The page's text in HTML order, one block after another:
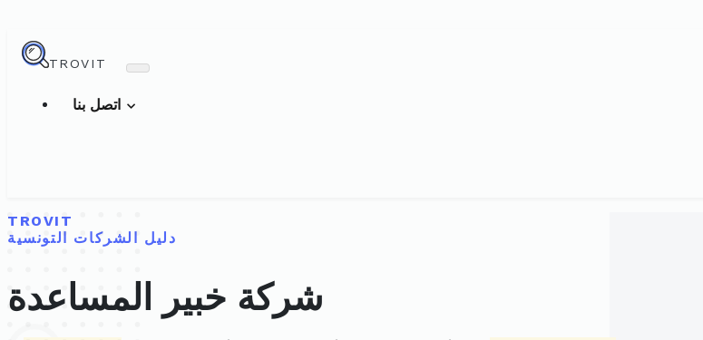
TROVIT
TROVIT
دليل الشركات التونسية
شركة خبير المساعدة